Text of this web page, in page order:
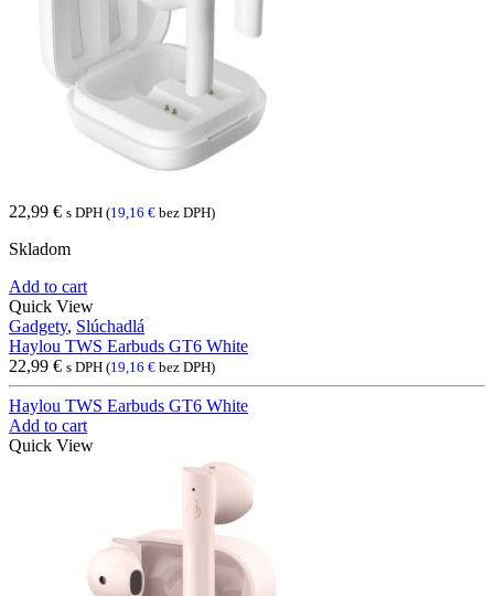
22,99 € s DPH (19,16 € bez DPH)
Skladom
Add to cart
Quick View
Gadgety, Slúchadlá
Haylou TWS Earbuds GT6 White
22,99 € s DPH (19,16 € bez DPH)
Haylou TWS Earbuds GT6 White
Add to cart
Quick View